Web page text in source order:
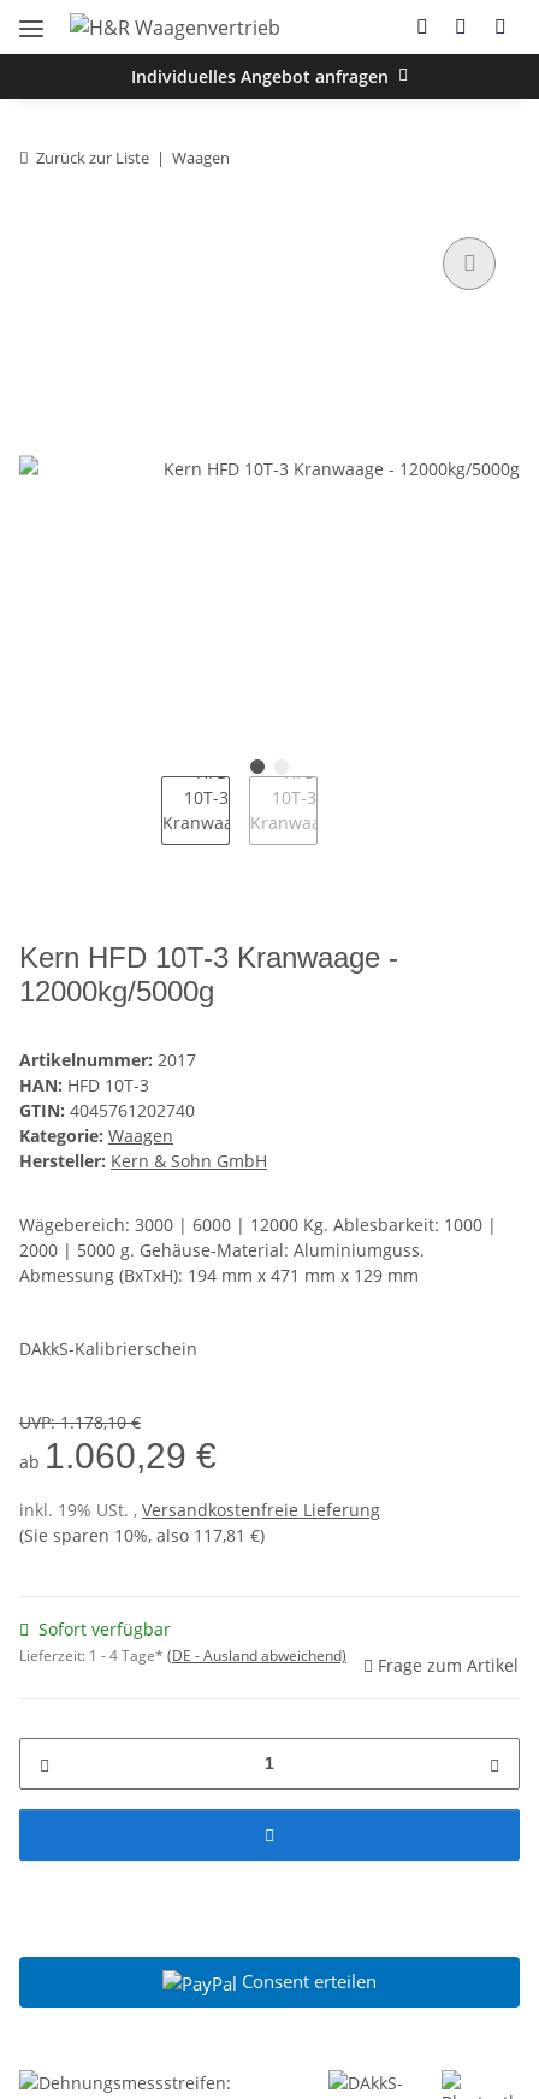
Individuelles Angebot anfragen
Zurück zur Liste Waagen
Kern HFD 10T-3 Kranwaage -
12000kg/5000g
Artikelnummer: 2017
HAN: HFD 10T-3
GTIN: 4045761202740
Kategorie: Waagen
Hersteller: Kern & Sohn GmbH
Wägebereich: 3000 | 6000 | 12000 Kg. Ablesbarkeit: 1000 |
2000 | 5000 g. Gehäuse-Material: Aluminiumguss.
Abmessung (BxTxH): 194 mm x 471 mm x 129 mm
DAkkS-Kalibrierschein
UVP:1.178,10 €
ab 1.060,29 €
inkl. 19% USt. , Versandkostenfreie Lieferung
(Sie sparen 10%, also 117,81 €)
Sofort verfügbar
Lieferzeit: 1 - 4 Tage* (DE - Ausland abweichend) Frage zum Artikel
Consent erteilen